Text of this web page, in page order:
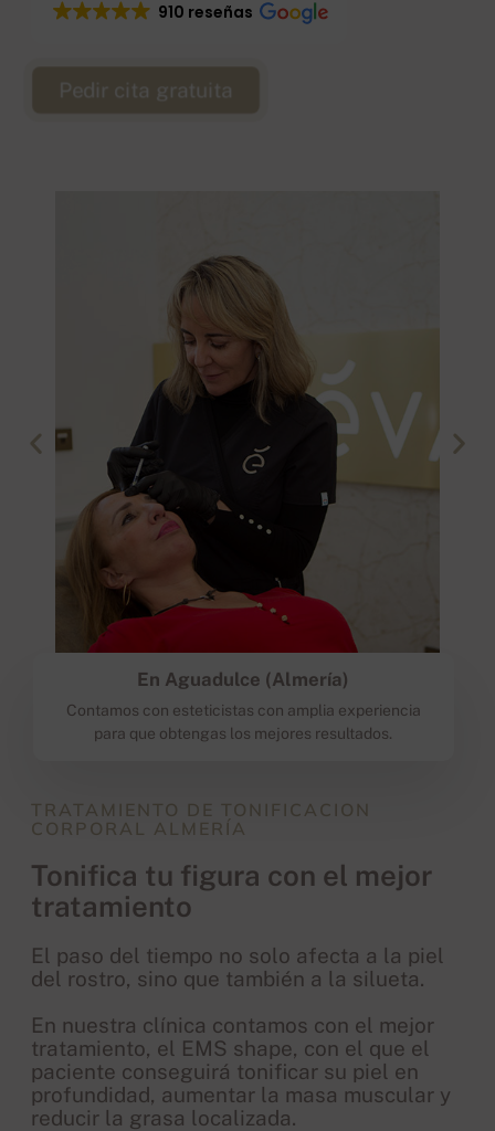
910 reseñas
Pedir cita gratuita
En Aguadulce (Almería)
Contamos con esteticistas con amplia experiencia
para que obtengas los mejores resultados.
TRATAMIENTO DE TONIFICACION
CORPORAL ALMERÍA
Tonifica tu figura con el mejor
tratamiento
El paso del tiempo no solo afecta a la piel
del rostro, sino que también a la silueta.
En nuestra clínica contamos con el mejor
tratamiento, el EMS shape, con el que el
paciente conseguirá tonificar su piel en
profundidad, aumentar la masa muscular y
reducir la grasa localizada.